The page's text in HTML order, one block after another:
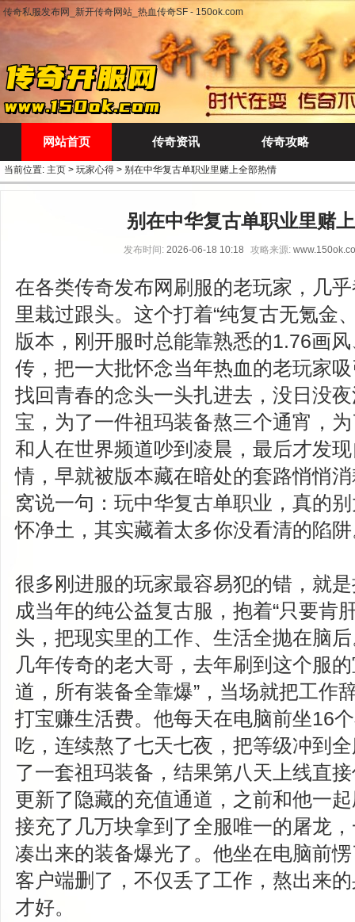
传奇私服发布网_新开传奇网站_热血传奇SF - 150ok.com
网站首页 传奇资讯 传奇攻略
当前位置: 主页 > 玩家心得 > 别在中华复古单职业里赌上全部热情
别在中华复古单职业里赌
发布时间: 2026-06-18 10:18 攻略来源:
在各类传奇发布网刷服的老玩家，几
里栽过跟头。这个打着“纯复古无氪金
版本，刚开服时总能靠熟悉的1.76画
传，把一大批怀念当年热血的老玩家
找回青春的念头一头扎进去，没日没
宝，为了一件祖玛装备熬三个通宵，
和人在世界频道吵到凌晨，最后才发
情，早就被版本藏在暗处的套路悄悄
窝说一句：玩中华复古单职业，真的
怀净土，其实藏着太多你没看清的陷
很多刚进服的玩家最容易犯的错，就
成当年的纯公益复古服，抱着“只要肯
头，把现实里的工作、生活全抛在脑
几年传奇的老大哥，去年刷到这个服
道，所有装备全靠爆”，当场就把工作
打宝赚生活费。他每天在电脑前坐16
吃，连续熬了七天七夜，把等级冲到
了一套祖玛装备，结果第八天上线直
更新了隐藏的充值通道，之前和他一起
接充了几万块拿到了全服唯一的屠龙
凑出来的装备爆光了。他坐在电脑前
客户端删了，不仅丢了工作，熬出来
才好。